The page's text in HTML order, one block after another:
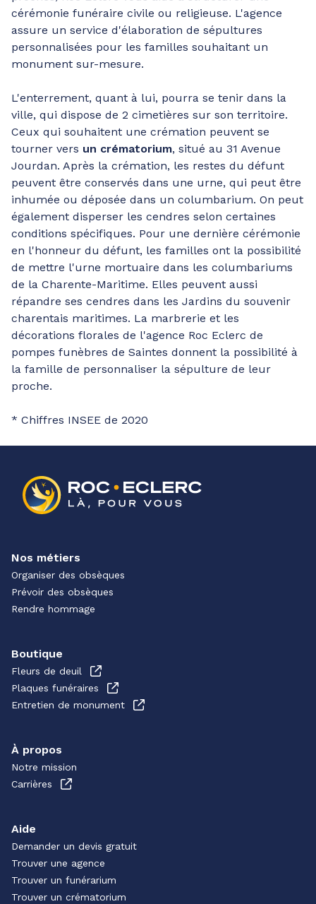
cérémonie funéraire civile ou religieuse. L'agence
assure un service d'élaboration de sépultures
personnalisées pour les familles souhaitant un
monument sur-mesure.
L'enterrement, quant à lui, pourra se tenir dans la
ville, qui dispose de 2 cimetières sur son territoire.
Ceux qui souhaitent une crémation peuvent se
tourner vers un crématorium, situé au 31 Avenue
Jourdan. Après la crémation, les restes du défunt
peuvent être conservés dans une urne, qui peut être
inhumée ou déposée dans un columbarium. On peut
également disperser les cendres selon certaines
conditions spécifiques. Pour une dernière cérémonie
en l'honneur du défunt, les familles ont la possibilité
de mettre l'urne mortuaire dans les columbariums
de la Charente-Maritime. Elles peuvent aussi
répandre ses cendres dans les Jardins du souvenir
charentais maritimes. La marbrerie et les
décorations florales de l'agence Roc Eclerc de
pompes funèbres de Saintes donnent la possibilité à
la famille de personnaliser la sépulture de leur
proche.
* Chiffres INSEE de 2020
Nos métiers
Organiser des obsèques
Prévoir des obsèques
Rendre hommage
Boutique
Fleurs de deuil
Plaques funéraires
Entretien de monument
À propos
Notre mission
Carrières
Aide
Demander un devis gratuit
Trouver une agence
Trouver un funérarium
Trouver un crématorium